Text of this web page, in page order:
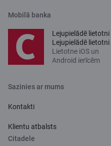
Mobilā banka
Lejupielādē lietotni
Lejupielādē lietotni
Lietotne iOS un
Android ierīcēm
Sazinies ar mums
Kontakti
Klientu atbalsts
Citadele